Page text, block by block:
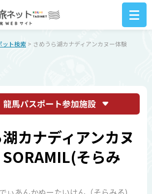
ット検索 > さめうら湖カナディアンカヌー体験
カナディアンカヌ
そらみ